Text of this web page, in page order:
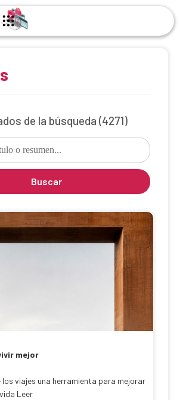
de la búsqueda (4271)
Buscar
mejor
los viajes una herramienta para mejorar
Leer